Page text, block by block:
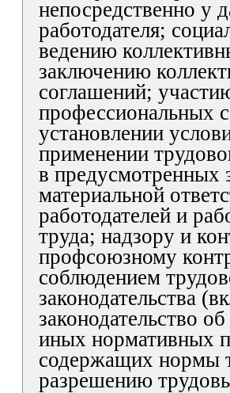
непосредственно у
работодателя;
ведению
заключению
соглашений;
профессиональных
установлении
применении
в предусмотренных
материальной
работодателей и
труда; надзору и
профсоюзному
соблюдением
законодательства
законодательство
иных нормативных
содержащих нормы
разрешению